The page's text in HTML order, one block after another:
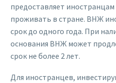
предоставляет
проживать в стране. ВНЖ
срок до одного года. При
основания ВНЖ может
срок не более 2 лет.
Для иностранцев,